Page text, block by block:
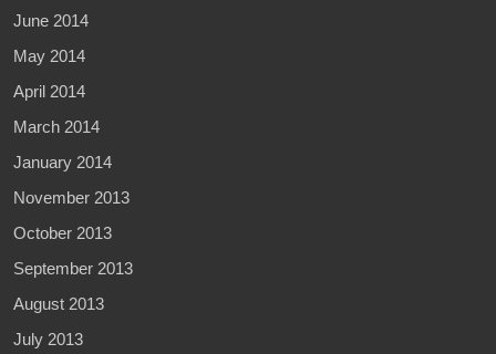
June 2014
May 2014
April 2014
March 2014
January 2014
November 2013
October 2013
September 2013
August 2013
July 2013